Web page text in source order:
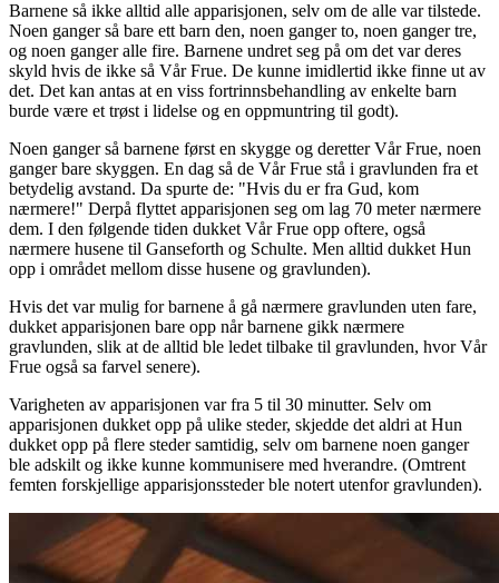
Barnene så ikke alltid alle apparisjonen, selv om de alle var tilstede.
Noen ganger så bare ett barn den, noen ganger to, noen ganger tre,
og noen ganger alle fire. Barnene undret seg på om det var deres
skyld hvis de ikke så Vår Frue. De kunne imidlertid ikke finne ut av
det. Det kan antas at en viss fortrinnsbehandling av enkelte barn
burde være et trøst i lidelse og en oppmuntring til godt).
Noen ganger så barnene først en skygge og deretter Vår Frue, noen
ganger bare skyggen. En dag så de Vår Frue stå i gravlunden fra et
betydelig avstand. Da spurte de: "Hvis du er fra Gud, kom
nærmere!" Derpå flyttet apparisjonen seg om lag 70 meter nærmere
dem. I den følgende tiden dukket Vår Frue opp oftere, også
nærmere husene til Ganseforth og Schulte. Men alltid dukket Hun
opp i området mellom disse husene og gravlunden).
Hvis det var mulig for barnene å gå nærmere gravlunden uten fare,
dukket apparisjonen bare opp når barnene gikk nærmere
gravlunden, slik at de alltid ble ledet tilbake til gravlunden, hvor Vår
Frue også sa farvel senere).
Varigheten av apparisjonen var fra 5 til 30 minutter. Selv om
apparisjonen dukket opp på ulike steder, skjedde det aldri at Hun
dukket opp på flere steder samtidig, selv om barnene noen ganger
ble adskilt og ikke kunne kommunisere med hverandre. (Omtrent
femten forskjellige apparisjonssteder ble notert utenfor gravlunden).